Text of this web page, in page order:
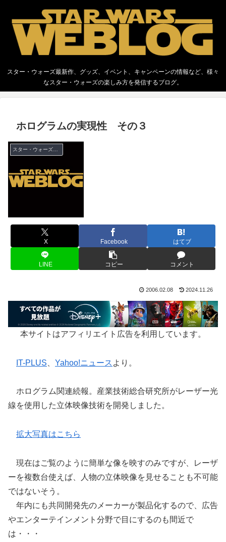
スター・ウォーズ最新作、グッズ、イベント、キャンペーンの情報など、様々
なスター・ウォーズの楽しみ方を発信するブログ。
ホログラムの実現性 その３
X Facebook はてブ
LINE コピー コメント
2006.02.08 2024.11.26
本サイトはアフィリエイト広告を利用しています。
IT-PLUS Yahoo!ニュース より。
ホログラム関連続報。産業技術総合研究所がレーザー光
線を使用した立体映像技術を開発しました。
拡大写真はこちら
現在はご覧のように簡単な像を映すのみですが、レーザ
ーを複数台使えば、人物の立体映像を見せることも不可能
ではないそう。
年内にも共同開発先のメーカーが製品化するので、広告
やエンターテインメント分野で目にするのも間近で
は・・・